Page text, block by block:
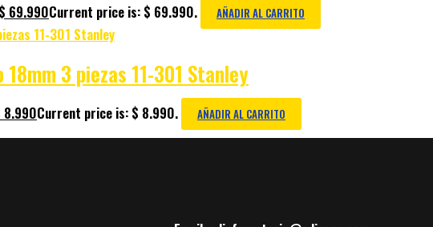
$ 69.990Current price is: $ 69.990. AÑADIR AL CARRITO
3 piezas 11-301 Stanley
8.990Current price is: $ 8.990. AÑADIR AL CARRITO